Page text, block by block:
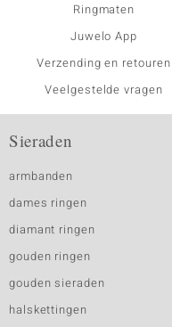
Ringmaten
Juwelo App
Verzending en retouren
Veelgestelde vragen
Sieraden
armbanden
dames ringen
diamant ringen
gouden ringen
gouden sieraden
halskettingen